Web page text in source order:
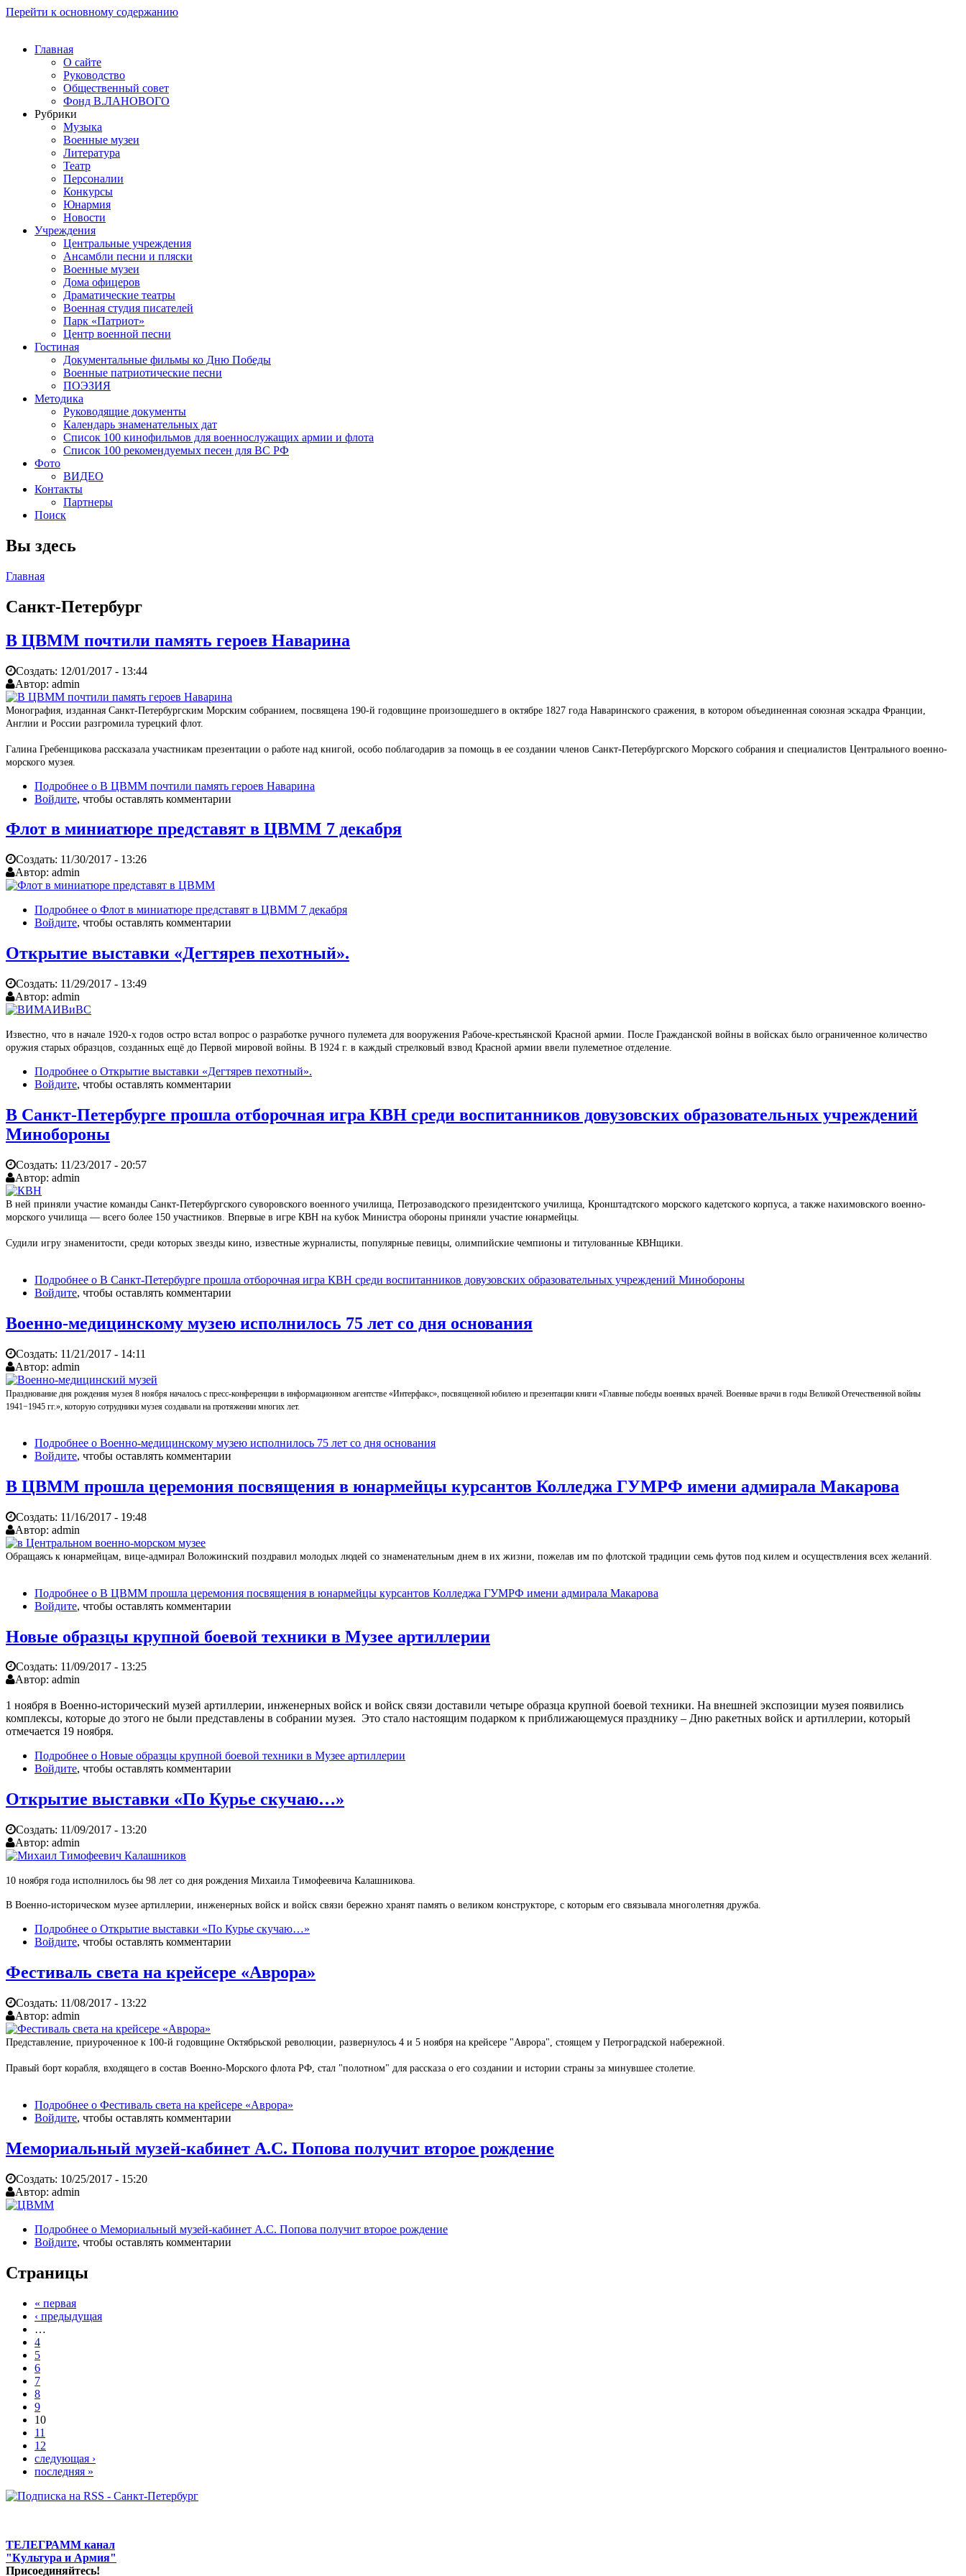
Перейти к основному содержанию
Главная
О сайте
Руководство
Общественный совет
Фонд В.ЛАНОВОГО
Рубрики
Музыка
Военные музеи
Литература
Театр
Персоналии
Конкурсы
Юнармия
Новости
Учреждения
Центральные учреждения
Ансамбли песни и пляски
Военные музеи
Дома офицеров
Драматические театры
Военная студия писателей
Парк «Патриот»
Центр военной песни
Гостиная
Документальные фильмы ко Дню Победы
Военные патриотические песни
ПОЭЗИЯ
Методика
Руководящие документы
Календарь знаменательных дат
Список 100 кинофильмов для военнослужащих армии и флота
Список 100 рекомендуемых песен для ВС РФ
Фото
ВИДЕО
Контакты
Партнеры
Поиск
Вы здесь
Главная
Санкт-Петербург
В ЦВММ почтили память героев Наварина
Создать: 12/01/2017 - 13:44
Автор: admin
Монография, изданная Санкт-Петербургским Морским собранием, посвящена 190-й годовщине произошедшего в октябре 1827 года Наваринского сражения, в котором объединенная союзная эскадра Франции,
Англии и России разгромила турецкий флот.
Галина Гребенщикова рассказала участникам презентации о работе над книгой, особо поблагодарив за помощь в ее создании членов Санкт-Петербургского Морского собрания и специалистов Центрального военно-
морского музея.
Подробнее о В ЦВММ почтили память героев Наварина
Войдите, чтобы оставлять комментарии
Флот в миниатюре представят в ЦВММ 7 декабря
Создать: 11/30/2017 - 13:26
Автор: admin
Подробнее о Флот в миниатюре представят в ЦВММ 7 декабря
Войдите, чтобы оставлять комментарии
Открытие выставки «Дегтярев пехотный».
Создать: 11/29/2017 - 13:49
Автор: admin
Известно, что в начале 1920-х годов остро встал вопрос о разработке ручного пулемета для вооружения Рабоче-крестьянской Красной армии. После Гражданской войны в войсках было ограниченное количество
оружия старых образцов, созданных ещё до Первой мировой войны. В 1924 г. в каждый стрелковый взвод Красной армии ввели пулеметное отделение.
Подробнее о Открытие выставки «Дегтярев пехотный».
Войдите, чтобы оставлять комментарии
В Санкт-Петербурге прошла отборочная игра КВН среди воспитанников довузовских образовательных учреждений
Минобороны
Создать: 11/23/2017 - 20:57
Автор: admin
В ней приняли участие команды Санкт-Петербургского суворовского военного училища, Петрозаводского президентского училища, Кронштадтского морского кадетского корпуса, а также нахимовского военно-
морского училища –– всего более 150 участников. Впервые в игре КВН на кубок Министра обороны приняли участие юнармейцы.
Судили игру знаменитости, среди которых звезды кино, известные журналисты, популярные певицы, олимпийские чемпионы и титулованные КВНщики.
Подробнее о В Санкт-Петербурге прошла отборочная игра КВН среди воспитанников довузовских образовательных учреждений Минобороны
Войдите, чтобы оставлять комментарии
Военно-медицинскому музею исполнилось 75 лет со дня основания
Создать: 11/21/2017 - 14:11
Автор: admin
Празднование дня рождения музея 8 ноября началось с пресс-конференции в информационном агентстве «Интерфакс», посвященной юбилею и презентации книги «Главные победы военных врачей. Военные врачи в годы Великой Отечественной войны
1941−1945 гг.», которую сотрудники музея создавали на протяжении многих лет.
Подробнее о Военно-медицинскому музею исполнилось 75 лет со дня основания
Войдите, чтобы оставлять комментарии
В ЦВММ прошла церемония посвящения в юнармейцы курсантов Колледжа ГУМРФ имени адмирала Макарова
Создать: 11/16/2017 - 19:48
Автор: admin
Обращаясь к юнармейцам, вице-адмирал Воложинский поздравил молодых людей со знаменательным днем в их жизни, пожелав им по флотской традиции семь футов под килем и осуществления всех желаний.
Подробнее о В ЦВММ прошла церемония посвящения в юнармейцы курсантов Колледжа ГУМРФ имени адмирала Макарова
Войдите, чтобы оставлять комментарии
Новые образцы крупной боевой техники в Музее артиллерии
Создать: 11/09/2017 - 13:25
Автор: admin
1 ноября в Военно-исторический музей артиллерии, инженерных войск и войск связи доставили четыре образца крупной боевой техники. На внешней экспозиции музея появились
комплексы, которые до этого не были представлены в собрании музея. Это стало настоящим подарком к приближающемуся празднику – Дню ракетных войск и артиллерии, который
отмечается 19 ноября.
Подробнее о Новые образцы крупной боевой техники в Музее артиллерии
Войдите, чтобы оставлять комментарии
Открытие выставки «По Курье скучаю…»
Создать: 11/09/2017 - 13:20
Автор: admin
10 ноября года исполнилось бы 98 лет со дня рождения Михаила Тимофеевича Калашникова.
В Военно-историческом музее артиллерии, инженерных войск и войск связи бережно хранят память о великом конструкторе, с которым его связывала многолетняя дружба.
Подробнее о Открытие выставки «По Курье скучаю…»
Войдите, чтобы оставлять комментарии
Фестиваль света на крейсере «Аврора»
Создать: 11/08/2017 - 13:22
Автор: admin
Представление, приуроченное к 100-й годовщине Октябрьской революции, развернулось 4 и 5 ноября на крейсере "Аврора", стоящем у Петроградской набережной.
Правый борт корабля, входящего в состав Военно-Морского флота РФ, стал "полотном" для рассказа о его создании и истории страны за минувшее столетие.
Подробнее о Фестиваль света на крейсере «Аврора»
Войдите, чтобы оставлять комментарии
Мемориальный музей-кабинет А.С. Попова получит второе рождение
Создать: 10/25/2017 - 15:20
Автор: admin
Подробнее о Мемориальный музей-кабинет А.С. Попова получит второе рождение
Войдите, чтобы оставлять комментарии
Страницы
« первая
‹ предыдущая
…
4
5
6
7
8
9
10
11
12
следующая ›
последняя »
ТЕЛЕГРАММ канал
"Культура и Армия"
Присоединяйтесь!